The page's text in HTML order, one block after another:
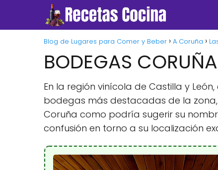
Blog de Lugares para Comer y Beber A Coruña
BODEGAS
En la región vinícola de Castilla y
bodegas más destacadas de la zona,
Coruña como podría sugerir su
confusión en torno a su localización